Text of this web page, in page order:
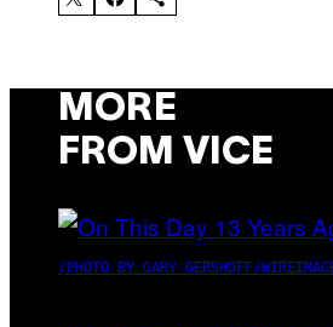
MORE
FROM VICE
(PHOTO BY GARY GERSHOFF/